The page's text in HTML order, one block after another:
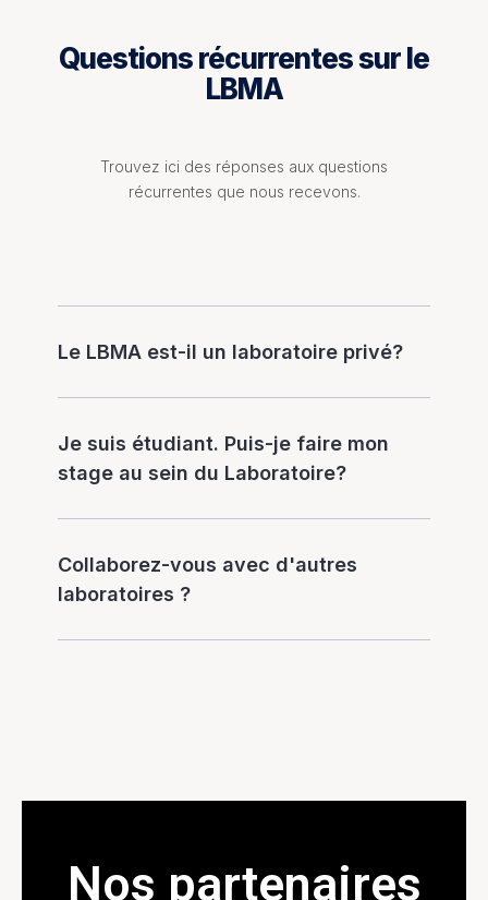
Questions récurrentes sur le
LBMA
Trouvez ici des réponses aux questions
récurrentes que nous recevons.
Le LBMA est-il un laboratoire privé?
Je suis étudiant. Puis-je faire mon
stage au sein du Laboratoire?
Collaborez-vous avec d'autres
laboratoires ?
Nos partenaires